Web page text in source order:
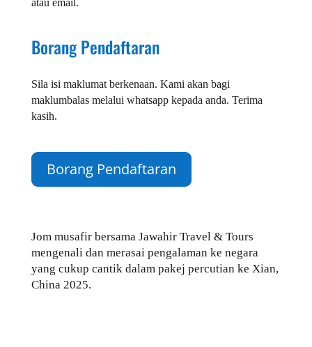
atau email.
Borang Pendaftaran
Sila isi maklumat berkenaan. Kami akan bagi
maklumbalas melalui whatsapp kepada anda. Terima
kasih.
Borang Pendaftaran
Jom musafir bersama Jawahir Travel & Tours
mengenali dan merasai pengalaman ke negara
yang cukup cantik dalam pakej percutian ke Xian,
China2025.